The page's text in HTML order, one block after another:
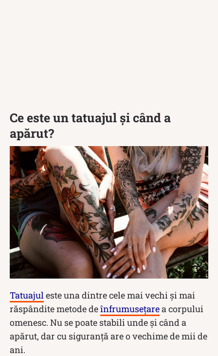
Ce este un tatuajul și când a
apărut?
Tatuajul este una dintre cele mai vechi şi mai
răspândite metode deînfrumuseţarea corpului
omenesc. Nu se poate stabili unde și când a
apărut, dar cu siguranță are o vechime de mii de
ani.